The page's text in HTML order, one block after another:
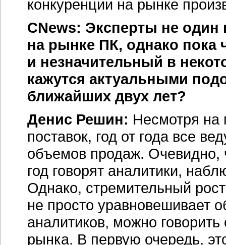
конкуренции на рынке
CNews: Эксперты не один
на рынке ПК, однако пока
и незначительный в
кажутся актуальными
ближайших двух лет?
Денис Решин: Несмотря на
поставок, год от года все
объемов продаж. Очевидно,
год говорят аналитики,
Однако, стремительный
не просто уравновешивает
аналитиков, можно
рынка. В первую очередь,